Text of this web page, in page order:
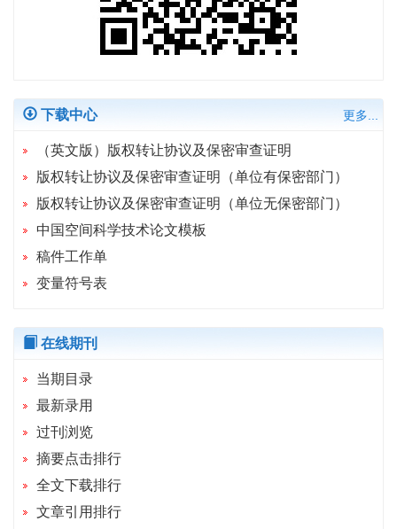
下载中心 更多...
（英文版）版权转让协议及保密审查证明
版权转让协议及保密审查证明（单位有保密部门）
版权转让协议及保密审查证明（单位无保密部门）
中国空间科学技术论文模板
稿件工作单
变量符号表
在线期刊
当期目录
最新录用
过刊浏览
摘要点击排行
全文下载排行
文章引用排行